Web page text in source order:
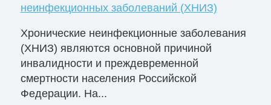
неинфекционных заболеваний (ХНИЗ)
Хронические неинфекционные заболевания
(ХНИЗ) являются основной причиной
инвалидности и преждевременной
смертности населения Российской
Федерации. На...